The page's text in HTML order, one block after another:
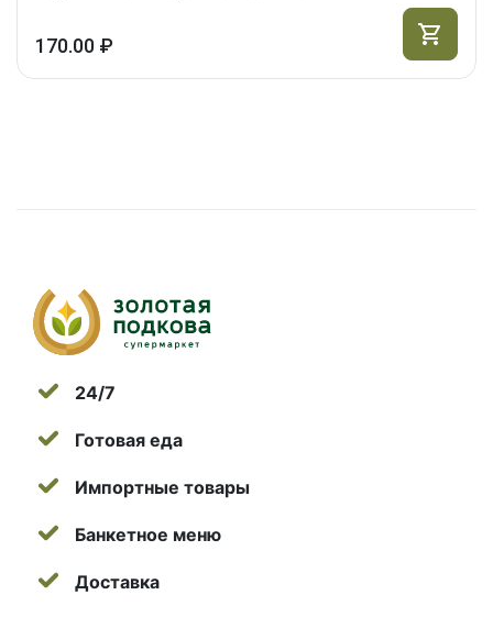
170.00 ₽
24/7
Готовая еда
Импортные товары
Банкетное меню
Доставка